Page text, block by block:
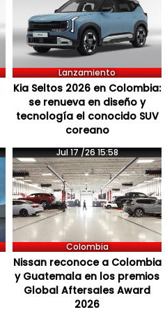
Lanzamiento
Kia Seltos 2026 en Colombia:
se renueva en diseño y
tecnología el conocido SUV
coreano
Jul 17 /26 15:58
Colombia
Nissan reconoce a Colombia
y Guatemala en los premios
Global Aftersales Award
2026